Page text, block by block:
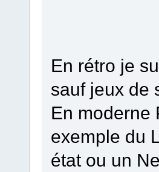
En rétro je
sauf jeux de
En moderne
exemple du
état ou un